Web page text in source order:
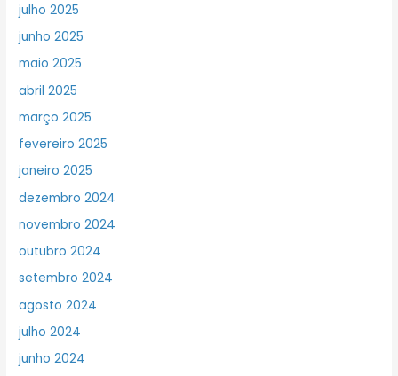
julho 2025
junho 2025
maio 2025
abril 2025
março 2025
fevereiro 2025
janeiro 2025
dezembro 2024
novembro 2024
outubro 2024
setembro 2024
agosto 2024
julho 2024
junho 2024